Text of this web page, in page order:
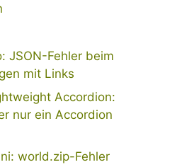
JSON-Fehler beim
mit Links
Accordion:
nur ein Accordion
world.zip-Fehler